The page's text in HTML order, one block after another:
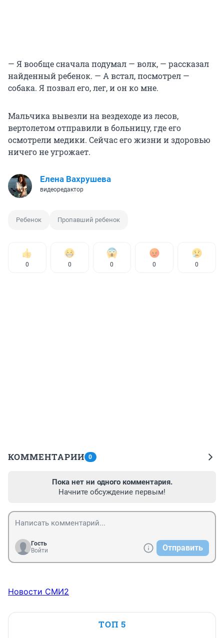
— Я вообще сначала подумал — волк, — рассказал
найденный ребенок. — А встал, посмотрел —
собака. Я позвал его, лег, и он ко мне.
Мальчика вывезли на вездеходе из лесов,
вертолетом отправили в больницу, где его
осмотрели медики. Сейчас его жизни и здоровью
ничего не угрожает.
Елена Вахрушева
видеоредактор
Ребенок Пропавший ребенок
0 0 0 0 0
КОММЕНТАРИИ 0
Пока нет ни одного комментария.
Начните обсуждение первым!
Гость
Войти
Отправить
Новости СМИ2
ТОП 5